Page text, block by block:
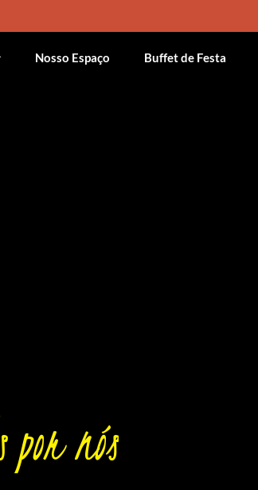
Nosso Espaço Buffet de Festa
pornós